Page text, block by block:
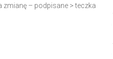
zmianę – podpisane > teczka